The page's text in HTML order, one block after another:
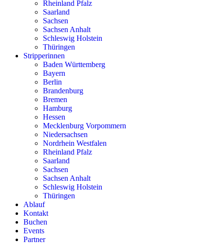
Rheinland Pfalz
Saarland
Sachsen
Sachsen Anhalt
Schleswig Holstein
Thüringen
Stripperinnen
Baden Württemberg
Bayern
Berlin
Brandenburg
Bremen
Hamburg
Hessen
Mecklenburg Vorpommern
Niedersachsen
Nordrhein Westfalen
Rheinland Pfalz
Saarland
Sachsen
Sachsen Anhalt
Schleswig Holstein
Thüringen
Ablauf
Kontakt
Buchen
Events
Partner